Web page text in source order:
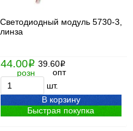
Светодиодный модуль 5730-3,
линза
44.00i
розн
39.60i
опт
шт.
В корзину
Быстрая покупка